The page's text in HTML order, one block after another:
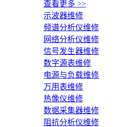
查看更多 >>
示波器维修
频谱分析仪维修
网络分析仪维修
信号发生器维修
数字源表维修
电源与负载维修
万用表维修
热像仪维修
数据采集器维修
阻抗分析仪维修